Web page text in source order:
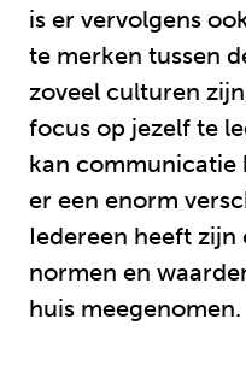
is er vervolgens
te merken tussen
zoveel culturen
focus op jezelf te
kan communicatie
er een enorm
Iedereen heeft zijn
normen en
huis meegenomen.